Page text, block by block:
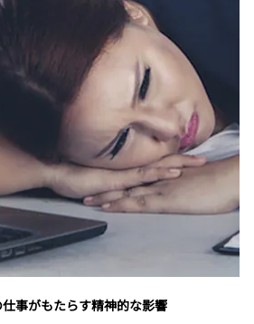
事がもたらす精神的な影響